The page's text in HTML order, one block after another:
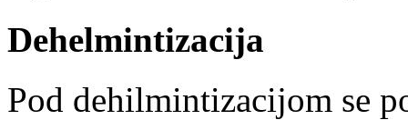
Dehelmintizacija
Pod dehilmintizacijom se